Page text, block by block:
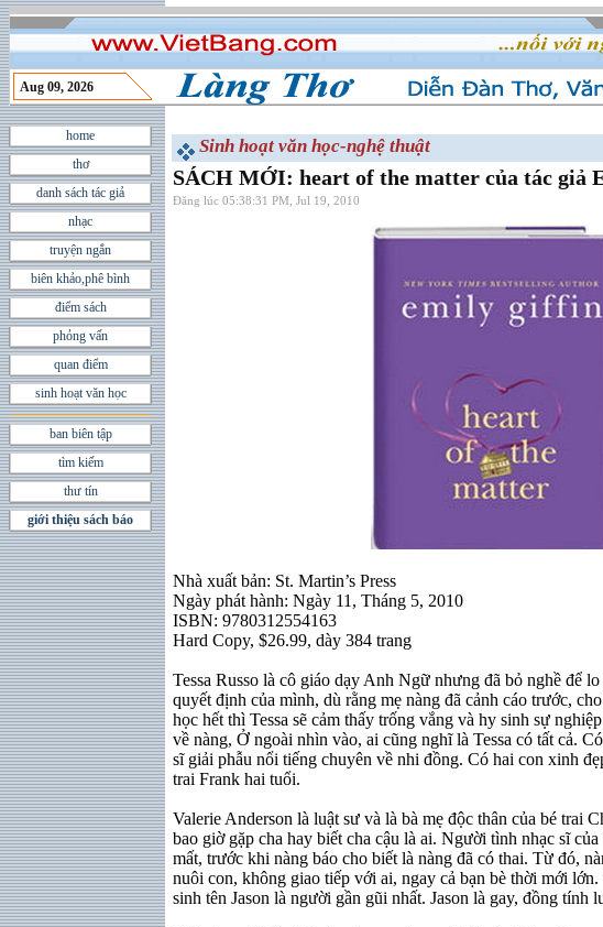
Aug 09, 2026
home
thơ
danh sách tác giả
nhạc
truyện ngắn
biên khảo,phê bình
điểm sách
phỏng vấn
quan điểm
sinh hoạt văn học
ban biên tập
tìm kiếm
thư tín
giới thiệu sách báo
Sinh hoạt văn học-nghệ thuật
SÁCH MỚI: heart of the matter của tác giả
Đăng lúc 05:38:31 PM, Jul 19, 2010
Nhà xuất bản: St. Martin’s Press
Ngày phát hành: Ngày 11, Tháng 5, 2010
ISBN: 9780312554163
Hard Copy, $26.99, dày 384 trang
Tessa Russo là cô giáo dạy Anh Ngữ nhưng đã bỏ nghề để
quyết định của mình, dù rằng mẹ nàng đã cảnh cáo trước,
học hết thì Tessa sẽ cảm thấy trống vắng và hy sinh sự
về nàng, Ở ngoài nhìn vào, ai cũng nghĩ là Tessa có tất cả.
sĩ giải phẫu nổi tiếng chuyên về nhi đồng. Có hai con xinh
trai Frank hai tuổi.
Valerie Anderson là luật sư và là bà mẹ độc thân của bé trai
bao giờ gặp cha hay biết cha cậu là ai. Người tình nhạc sĩ
mất, trước khi nàng báo cho biết là nàng đã có thai. Từ đó,
nuôi con, không giao tiếp với ai, ngay cả bạn bè thời mới
sinh tên Jason là người gần gũi nhất. Jason là gay, đồng tính